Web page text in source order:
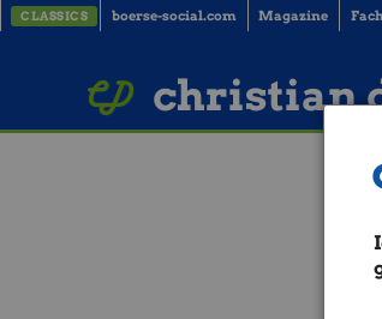
CLASSICS boerse-social.com Magazine
christian
Aus